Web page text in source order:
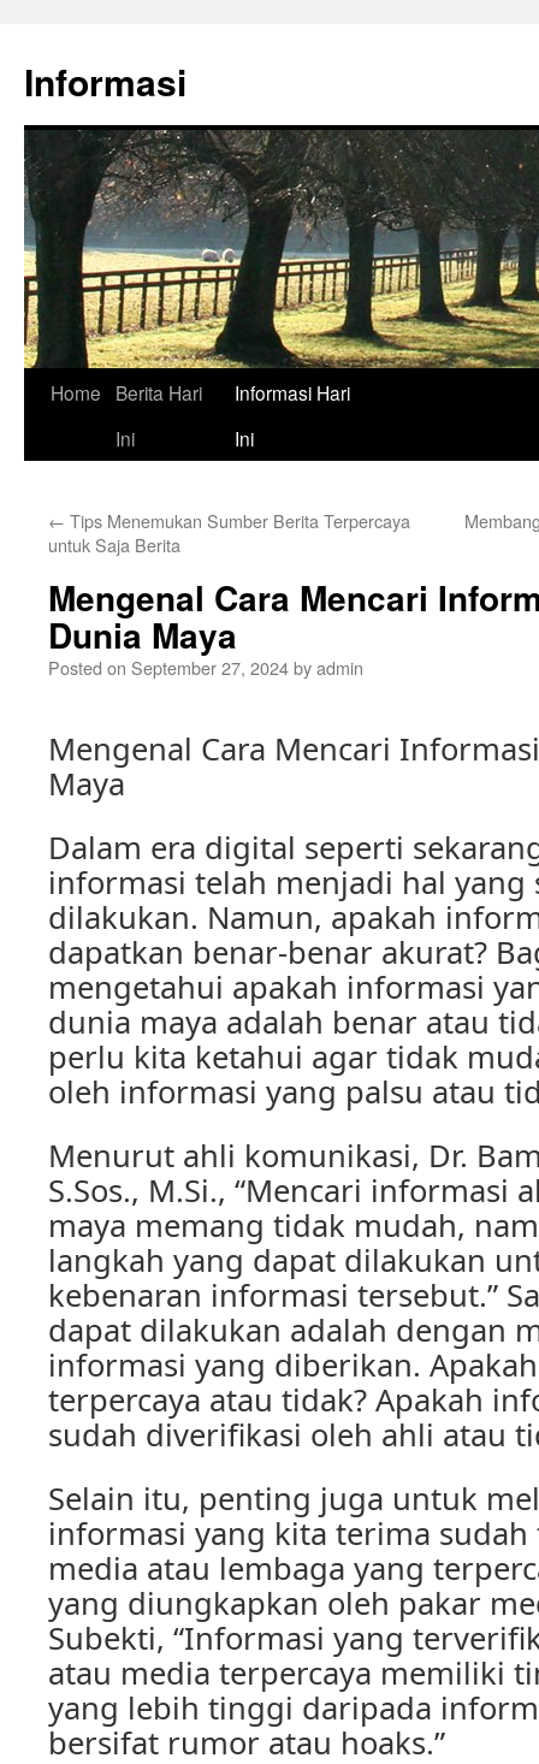
content
Informasi
Home
Berita Hari
Ini
Informasi Hari
Ini
← Tips Menemukan Sumber Berita Terpercaya
untuk Saja Berita
Mengenal Cara Mencari
Dunia Maya
Posted on September 27, 2024byadmin
Mengenal Cara Mencari
Maya
Dalam era digital seperti
informasi telah menjadi hal yang
dilakukan. Namun, apakah
dapatkan benar-benar akurat?
mengetahui apakah informasi
dunia maya adalah benar atau
perlu kita ketahui agar tidak
oleh informasi yang palsu atau
Menurut ahli komunikasi, Dr.
S.Sos., M.Si., “Mencari informasi
maya memang tidak mudah,
langkah yang dapat dilakukan
kebenaran informasi tersebut.”
dapat dilakukan adalah dengan
informasi yang diberikan.
terpercaya atau tidak? Apakah
sudah diverifikasi oleh ahli atau
Selain itu, penting juga untuk
informasi yang kita terima
media atau lembaga yang
yang diungkapkan oleh pakar
Subekti, “Informasi yang
atau media terpercaya memiliki
yang lebih tinggi daripada
bersifat rumor atau hoaks.”